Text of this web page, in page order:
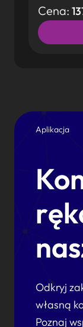
Cena:
Aplikacja
Odkryj
własną
Poznaj